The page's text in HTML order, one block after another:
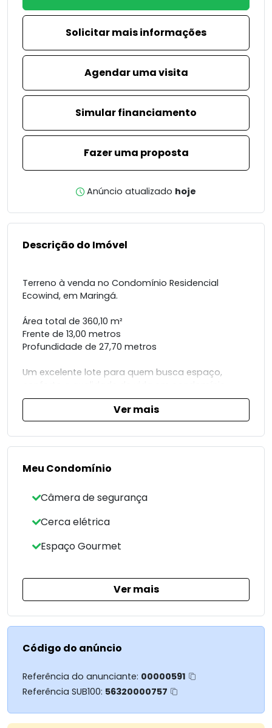
Solicitar mais informações
Agendar uma visita
Simular financiamento
Fazer uma proposta
Anúncio atualizado hoje
Descrição do Imóvel
Terreno à venda no Condomínio Residencial
Ecowind, em Maringá.
Área total de 360,10 m²
Frente de 13,00 metros
Profundidade de 27,70 metros
Um excelente lote para quem busca espaço,
fechado. Terreno com ótima metragem e
excelente aproveitamento para projetos
modernos e sofisticados.
Entre em contato e saiba mais.
Ver mais
Meu Condomínio
Câmera de segurança
Cerca elétrica
Espaço Gourmet
Ver mais
Código do anúncio
Referência do anunciante: 00000591
Referência SUB100: 56320000757